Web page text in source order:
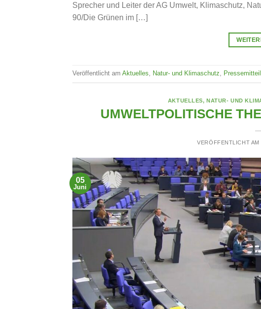
Sprecher und Leiter der AG Umwelt, Klimaschutz,
90/Die Grünen im […]
Veröffentlicht am Aktuelles, Natur- und Klimaschutz,
AKTUELLES,NATUR- UND
UMWELTPOLITISCHE
VERÖFFENTLICHT AM
05
Juni